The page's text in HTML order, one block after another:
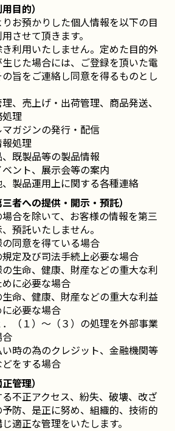
目的）
お預かりした個人情報を以下の目
させて頂きます。
利用いたしません。定めた目的外
じた場合には、ご登録を頂いた電
旨をご連絡し同意を得るものとし
、売上げ・出荷管理、商品発送、
理
ガジンの発行・配信
処理
既製品等の製品情報
ント、展示会等の案内
製品運用上に関する各種連絡
三者への提供・開示・預託）
合を除いて、お客様の情報を第三
預託いたしません。
同意を得ている場合
定及び司法手続上必要な場合
生命、健康、財産などの重大な利
に必要な場合
命、健康、財産などの重大な利益
必要な場合
（１）～（３）の処理を外部事業
時の為のクレジット、金融機関等
をする場合
管理）
不正アクセス、紛失、破壊、改ざ
防、是正に努め、組織的、技術的
適正な管理をいたします。